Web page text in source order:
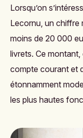
Lorsqu’on
Lecornu, un chiffre
moins de 20 000
livrets. Ce montant,
compte courant et
étonnamment
les plus hautes